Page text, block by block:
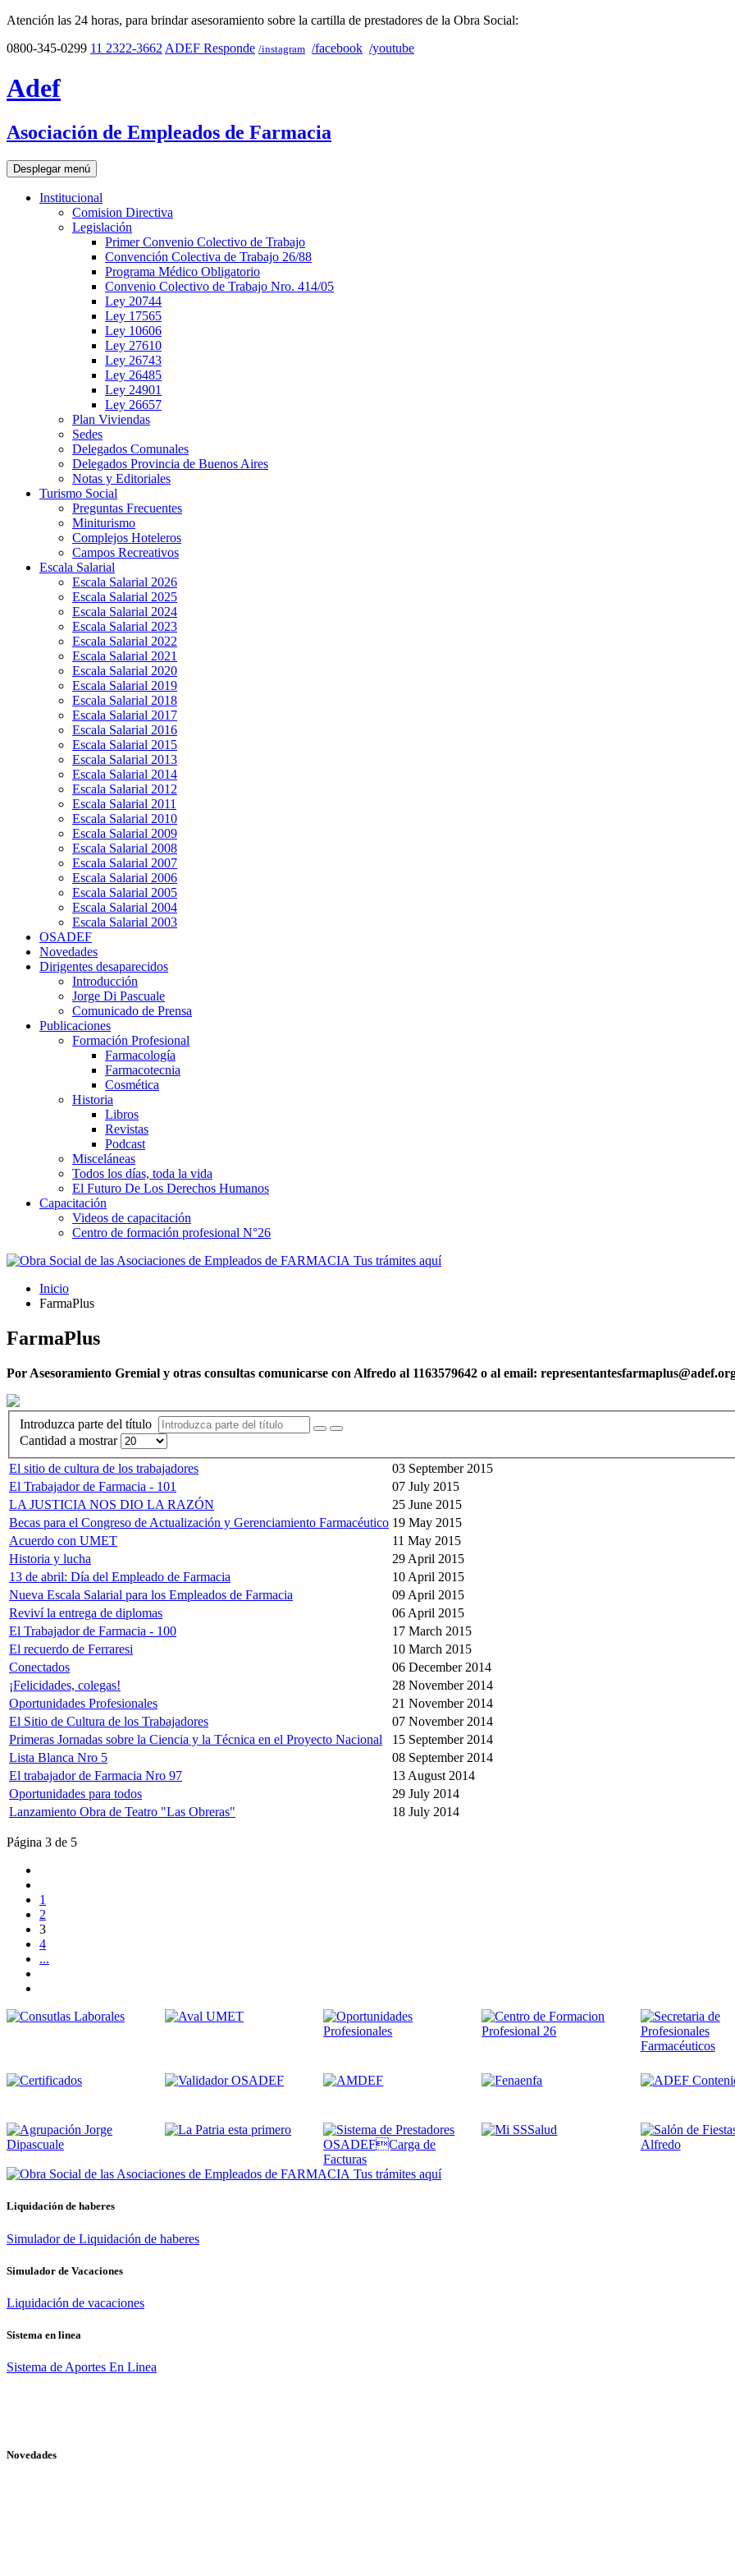
Atención las 24 horas, para brindar asesoramiento sobre la cartilla de prestadores de la Obra Social:
0800-345-0299 11 2322-3662 ADEF Responde /instagram /facebook /youtube
Adef
Asociación de Empleados de Farmacia
Desplegar menú
Institucional
Comision Directiva
Legislación
Primer Convenio Colectivo de Trabajo
Convención Colectiva de Trabajo 26/88
Programa Médico Obligatorio
Convenio Colectivo de Trabajo Nro. 414/05
Ley 20744
Ley 17565
Ley 10606
Ley 27610
Ley 26743
Ley 26485
Ley 24901
Ley 26657
Plan Viviendas
Sedes
Delegados Comunales
Delegados Provincia de Buenos Aires
Notas y Editoriales
Turismo Social
Preguntas Frecuentes
Miniturismo
Complejos Hoteleros
Campos Recreativos
Escala Salarial
Escala Salarial 2026
Escala Salarial 2025
Escala Salarial 2024
Escala Salarial 2023
Escala Salarial 2022
Escala Salarial 2021
Escala Salarial 2020
Escala Salarial 2019
Escala Salarial 2018
Escala Salarial 2017
Escala Salarial 2016
Escala Salarial 2015
Escala Salarial 2013
Escala Salarial 2014
Escala Salarial 2012
Escala Salarial 2011
Escala Salarial 2010
Escala Salarial 2009
Escala Salarial 2008
Escala Salarial 2007
Escala Salarial 2006
Escala Salarial 2005
Escala Salarial 2004
Escala Salarial 2003
OSADEF
Novedades
Dirigentes desaparecidos
Introducción
Jorge Di Pascuale
Comunicado de Prensa
Publicaciones
Formación Profesional
Farmacología
Farmacotecnia
Cosmética
Historia
Libros
Revistas
Podcast
Misceláneas
Todos los días, toda la vida
El Futuro De Los Derechos Humanos
Capacitación
Videos de capacitación
Centro de formación profesional N°26
Tus trámites aquí
Inicio
FarmaPlus
FarmaPlus
Por Asesoramiento Gremial y otras consultas comunicarse con Alfredo al 1163579642 o al email:
Introduzca parte del título
Cantidad a mostrar
El sitio de cultura de los trabajadores
03 September 2015
El Trabajador de Farmacia - 101
07 July 2015
LA JUSTICIA NOS DIO LA RAZÓN
25 June 2015
Becas para el Congreso de Actualización y Gerenciamiento Farmacéutico 19 May 2015
Acuerdo con UMET
11 May 2015
Historia y lucha
29 April 2015
13 de abril: Día del Empleado de Farmacia
10 April 2015
Nueva Escala Salarial para los Empleados de Farmacia
09 April 2015
Reviví la entrega de diplomas
06 April 2015
El Trabajador de Farmacia - 100
17 March 2015
El recuerdo de Ferraresi
10 March 2015
Conectados
06 December 2014
¡Felicidades, colegas!
28 November 2014
Oportunidades Profesionales
21 November 2014
El Sitio de Cultura de los Trabajadores
07 November 2014
Primeras Jornadas sobre la Ciencia y la Técnica en el Proyecto Nacional
15 September 2014
Lista Blanca Nro 5
08 September 2014
El trabajador de Farmacia Nro 97
13 August 2014
Oportunidades para todos
29 July 2014
Lanzamiento Obra de Teatro "Las Obreras"
18 July 2014
Página 3 de 5
1
2
3
4
...
Tus trámites aquí
Liquidación de haberes
Simulador de Liquidación de haberes
Simulador de Vacaciones
Liquidación de vacaciones
Sistema en linea
Sistema de Aportes En Linea
Novedades